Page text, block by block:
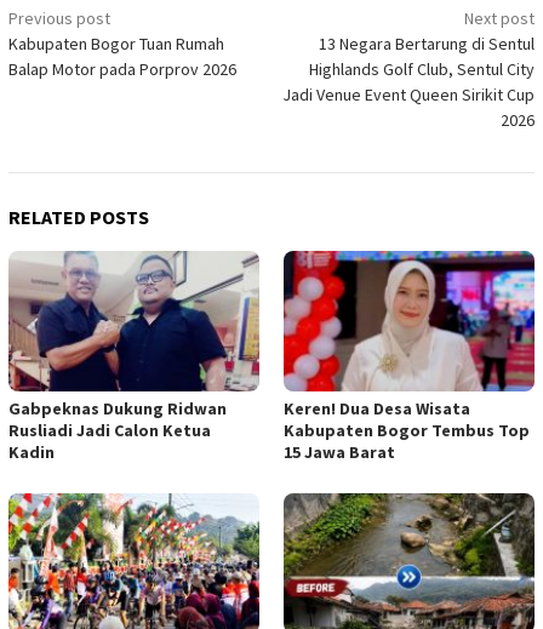
Post
navigation
Previous post
Kabupaten Bogor Tuan Rumah
Balap Motor pada Porprov 2026
Next post
13 Negara Bertarung di Sentul
Highlands Golf Club, Sentul City
Jadi Venue Event Queen Sirikit Cup
2026
RELATED POSTS
Gabpeknas Dukung Ridwan
Rusliadi Jadi Calon Ketua
Kadin
Keren! Dua Desa Wisata
Kabupaten Bogor Tembus Top
15 Jawa Barat